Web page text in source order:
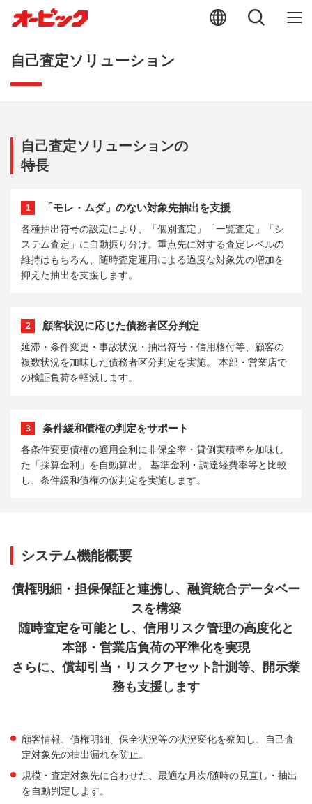
自己査定ソリューション
自己査定ソリューションの
特長
1 「モレ・ムダ」のない対象先抽出を支援
各種抽出符号の設定により、「個別査定」「一覧査定」「シ
ステム査定」に自動振り分け。重点先に対する査定レベルの
維持はもちろん、随時査定運用による過度な対象先の増加を
抑えた抽出を支援します。
2 顧客状況に応じた債務者区分判定
延滞・条件変更・事故状況・抽出符号・信用格付等、顧客の
複数状況を加味した債務者区分判定を実施。 本部・営業店で
の検証負荷を軽減します。
3 条件緩和債権の判定をサポート
各条件変更債権の適用金利に非保全率・貸倒実積率を加味し
た「採算金利」を自動算出。 基準金利・調達経費率等と比較
し、条件緩和債権の仮判定を実施します。
システム機能概要
債権明細・担保保証と連携し、融資統合データベー
スを構築
随時査定を可能とし、信用リスク管理の高度化と
本部・営業店負荷の平準化を実現
さらに、償却引当・リスクアセット計測等、開示業
務も支援します
顧客情報、債権明細、保全状況等の状況変化を察知し、自己査
定対象先の抽出漏れを防止。
規模・査定対象先に合わせた、最適な月次/随時の見直し・抽出
を自動判定します。